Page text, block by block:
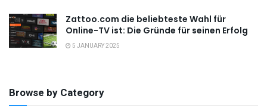
Zattoo.com die beliebteste Wahl für
Online-TV ist: Die Gründe für seinen Erfolg
5 JANUARY 2025
Browse by Category